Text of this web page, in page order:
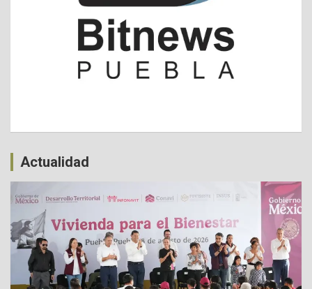
Actualidad